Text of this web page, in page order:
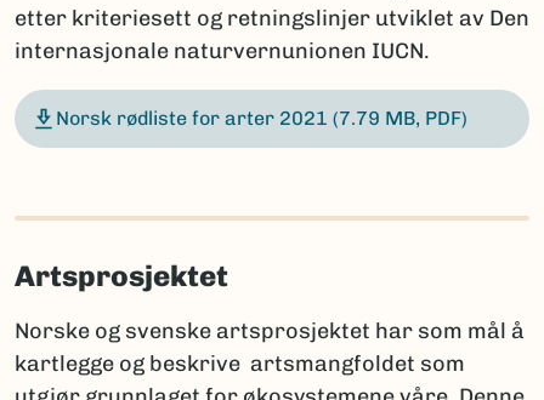
etter kriteriesett og retningslinjer utviklet av Den
internasjonale naturvernunionen IUCN.
Norsk rødliste for arter 2021 (7.79 MB, PDF)
Artsprosjektet
Norske og svenske artsprosjektet har som mål å
kartlegge og beskrive artsmangfoldet som